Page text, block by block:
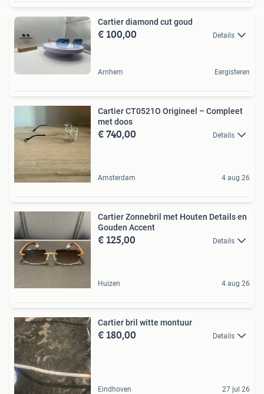
Cartier diamond cut goud
€ 100,00 Details
Arnhem Eergisteren
Cartier CT0521O Origineel – Compleet
met doos
€ 740,00 Details
Amsterdam 4 aug 26
Cartier Zonnebril met Houten Details en
Gouden Accent
€ 125,00 Details
Huizen 4 aug 26
Cartier bril witte montuur
€ 180,00 Details
Eindhoven 27 jul 26